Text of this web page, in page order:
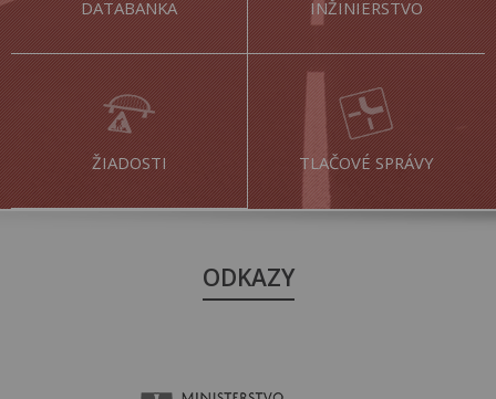
DATABANKA
INŽINIERSTVO
ŽIADOSTI TLAČOVÉ SPRÁVY
ODKAZY